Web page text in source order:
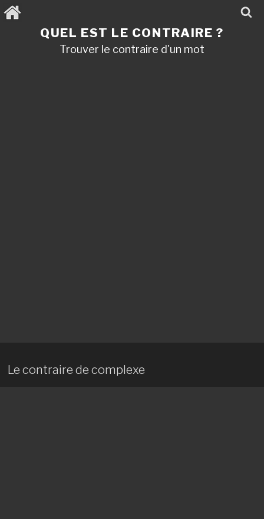
Aller
au
QUEL EST LE CONTRAIRE ?
Trouver le contraire d'un mot
Le contraire de complexe